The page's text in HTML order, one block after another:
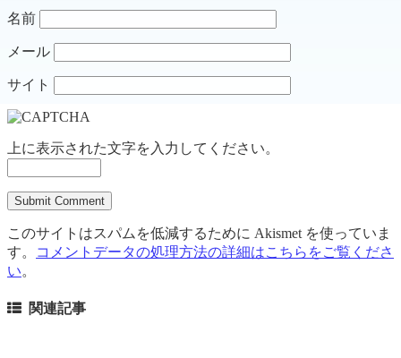
名前
メール
サイト
上に表示された文字を入力してください。
このサイトはスパムを低減するために Akismet を使っていま
す。
コメントデータの処理方法の詳細はこちらをご覧くださ
い。
関連記事